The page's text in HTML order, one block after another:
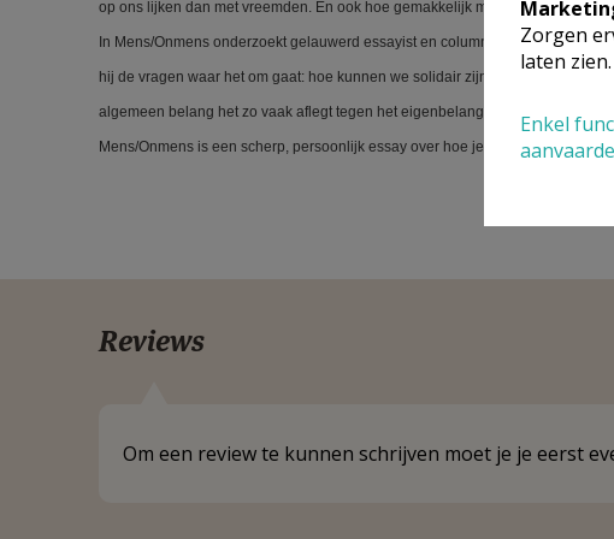
op ons lijken dan met vreemden. En ook hoe gemakkelijk mensen
In Mens/Onmens onderzoekt gelauwerd essayist en columnist Bas Heijne de
hij de vragen waar het om gaat: hoe kunnen we solidair zijn in een wereld
algemeen belang het zo vaak aflegt tegen het eigenbelang?
Mens/Onmens is een scherp, persoonlijk essay over hoe je mens kunt zijn in
Reviews
Om een review te kunnen schrijven moet je je eerst
Zorgen
laten zien.
Enkel